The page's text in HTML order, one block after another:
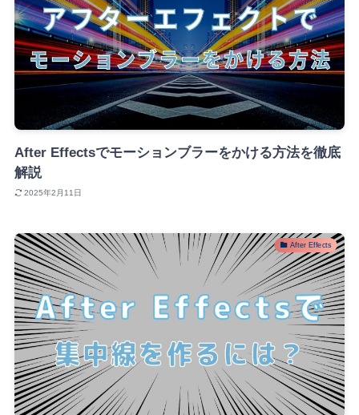
After Effectsでモーションブラーをかける方法を徹底
解説
2025年2月11日
After Effects